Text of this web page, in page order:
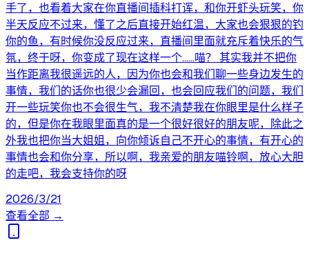
手了，也看着大家在你直播间插科打诨，和你开虾头玩笑，你
半天反应不过来，懂了之后直接开始红温，大家也会狠狠的钓
你的鱼，有时候你没反应过来，直播间里面就充斥着快乐的气
氛，终于呀，你变成了现在这样一个……喵？ 其实我并不把你
当作距离我很遥远的人，因为你也会和我们聊一些身边发生的
事情，我们的话你也很少会漏回，也会回应我们的问题，我们
开一些玩笑你也不会很生气，我不清楚我在你眼里是什么样子
的，但是你在我眼里面真的是一个很好很好的朋友呢，除此之
外我也把你当大姐姐，向你倾诉自己不开心的事情，有开心的
事情也会和你分享，所以啊，我亲爱的朋友喵铃啊，放心大胆
的走吧，我会支持你的呀
2026/3/21
查看全部 →